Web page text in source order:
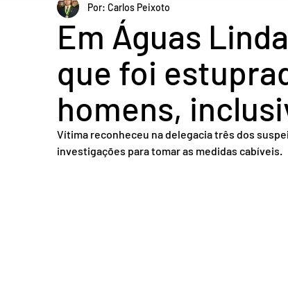
COVID-19 DF COVID-19 Brasil
Crimes no DF Saúde
Acidente em Goiás Acidente no DF Entretenimento
Em Águas
que foi
homens,
Por: Carlos Peixoto
Vítima reconheceu na delegacia três dos
investigações para tomar as medidas cabíveis.